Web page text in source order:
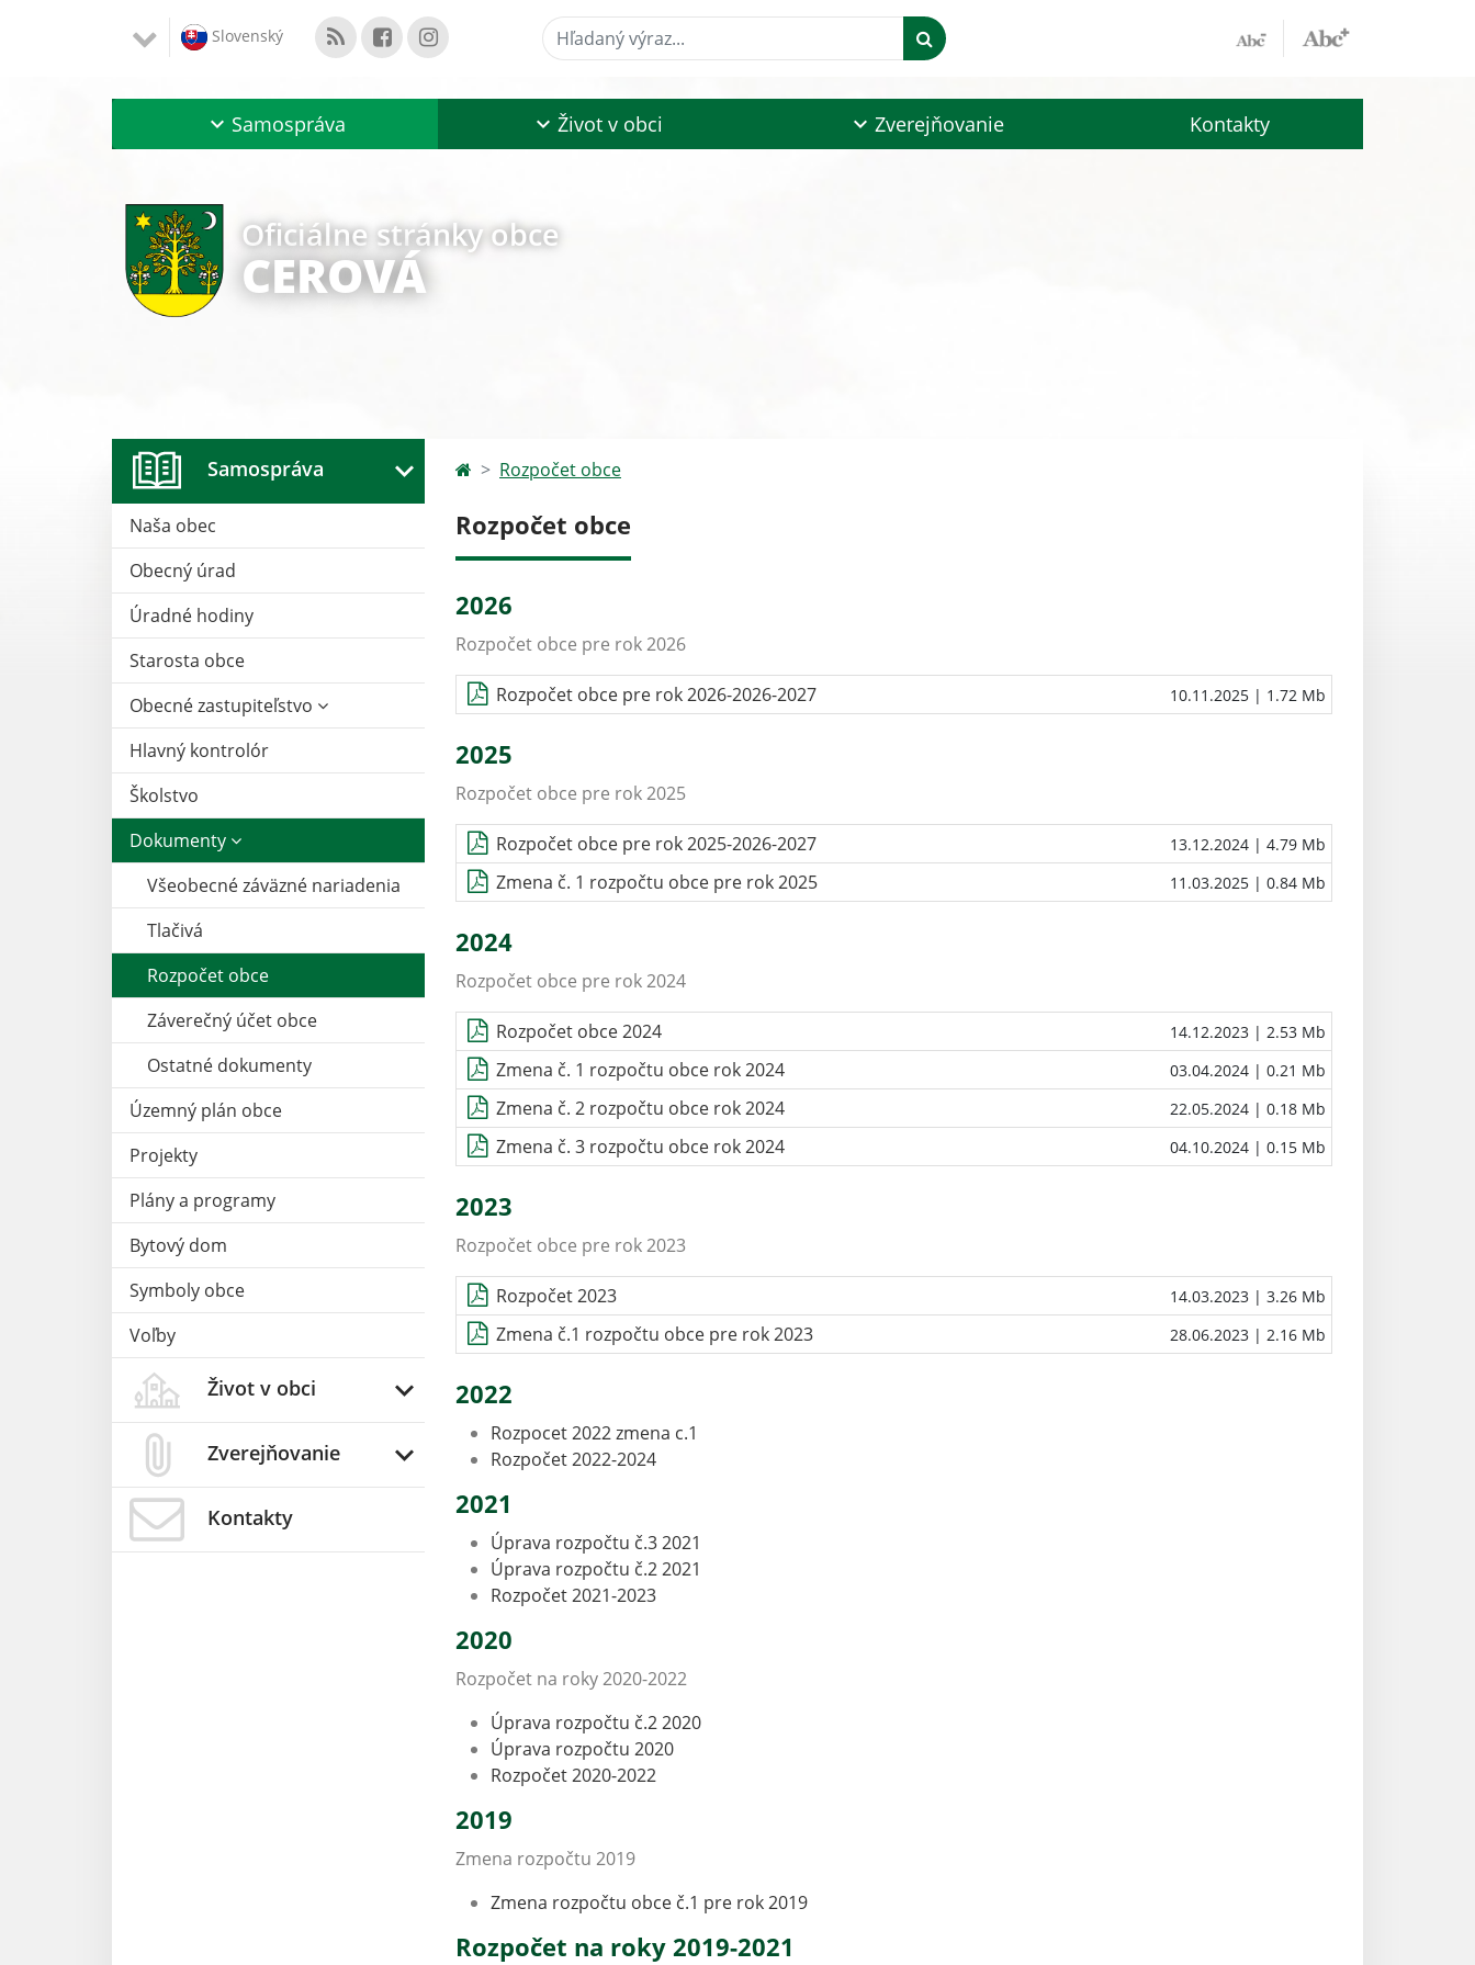
Slovenský Hľadaný výraz...
Samospráva Život v obci Zverejňovanie Kontakty
Oficiálne stránky obce
CEROVÁ
Samospráva
Naša obec
Obecný úrad
Úradné hodiny
Starosta obce
Obecné zastupiteľstvo
Hlavný kontrolór
Školstvo
Dokumenty
Všeobecné záväzné nariadenia
Tlačivá
Rozpočet obce
Záverečný účet obce
Ostatné dokumenty
Územný plán obce
Projekty
Plány a programy
Bytový dom
Symboly obce
Voľby
Život v obci
Zverejňovanie
Kontakty
Rozpočet obce
Rozpočet obce
2026
Rozpočet obce pre rok 2026
Rozpočet obce pre rok 2026-2026-2027 10.11.2025 | 1.72 Mb
2025
Rozpočet obce pre rok 2025
Rozpočet obce pre rok 2025-2026-2027 13.12.2024 | 4.79 Mb
Zmena č. 1 rozpočtu obce pre rok 2025 11.03.2025 | 0.84 Mb
2024
Rozpočet obce pre rok 2024
Rozpočet obce 2024 14.12.2023 | 2.53 Mb
Zmena č. 1 rozpočtu obce rok 2024 03.04.2024 | 0.21 Mb
Zmena č. 2 rozpočtu obce rok 2024 22.05.2024 | 0.18 Mb
Zmena č. 3 rozpočtu obce rok 2024 04.10.2024 | 0.15 Mb
2023
Rozpočet obce pre rok 2023
Rozpočet 2023 14.03.2023 | 3.26 Mb
Zmena č.1 rozpočtu obce pre rok 2023 28.06.2023 | 2.16 Mb
2022
Rozpocet 2022 zmena c.1
Rozpočet 2022-2024
2021
Úprava rozpočtu č.3 2021
Úprava rozpočtu č.2 2021
Rozpočet 2021-2023
2020
Rozpočet na roky 2020-2022
Úprava rozpočtu č.2 2020
Úprava rozpočtu 2020
Rozpočet 2020-2022
2019
Zmena rozpočtu 2019
Zmena rozpočtu obce č.1 pre rok 2019
Rozpočet na roky 2019-2021